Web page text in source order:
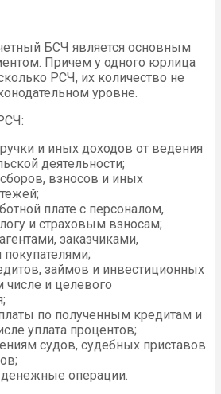
БСЧ является основным
Причем у одного юрлица
РСЧ, их количество не
уровне.
и иных доходов от ведения
деятельности;
взносов и иных
плате с персоналом,
и страховым взносам;
заказчиками,
займов и инвестиционных
числе и целевого
по полученным кредитам и
уплата процентов;
судов, судебных приставов
операции.